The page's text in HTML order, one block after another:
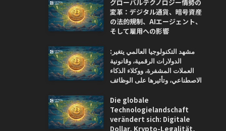
グローバルテクノロジー情勢の
変革：デジタル通貨、暗号資産
の法的規制、AIエージェント、
そして雇用への影響
مشهد التكنولوجيا العالمي يتغير:
الدولارات الرقمية، وقانونية
العملات المشفرة، ووكلاء الذكاء
الاصطناعي، وتأثيرها على الوظائف
Die globale
Technologielandschaft
verändert sich: Digitale
Dollar, Krypto-Legalität,